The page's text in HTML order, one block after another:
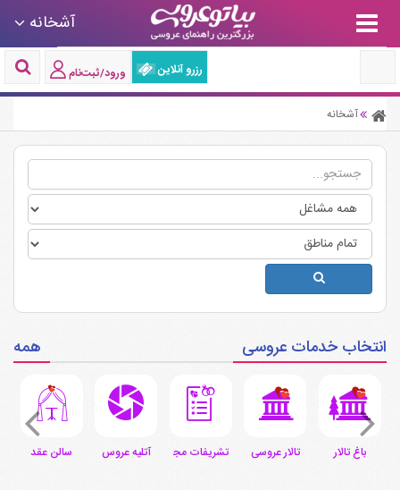
آشخانه
رزرو آنلاین ورود/ثبت‌نام
آشخانه
انتخاب خدمات عروسی همه
باغ تالار تالار عروسی تشریفات مجالس آتلیه عروس سالن عقد